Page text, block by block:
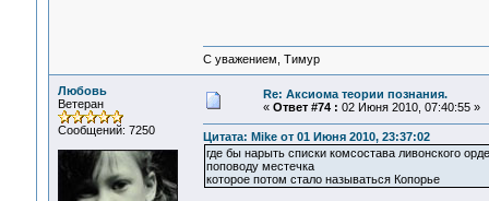
С уважением, Тимур
Любовь
Ветеран
Сообщений: 7250
Re: Аксиома теории познания.
« Ответ #74 : 02 Июня 2010, 07:40:55 »
Цитата: Mike от 01 Июня 2010, 23:37:02
где бы нарыть списки комсостава ливонского
поповоду местечка
которое потом стало называться Копорье